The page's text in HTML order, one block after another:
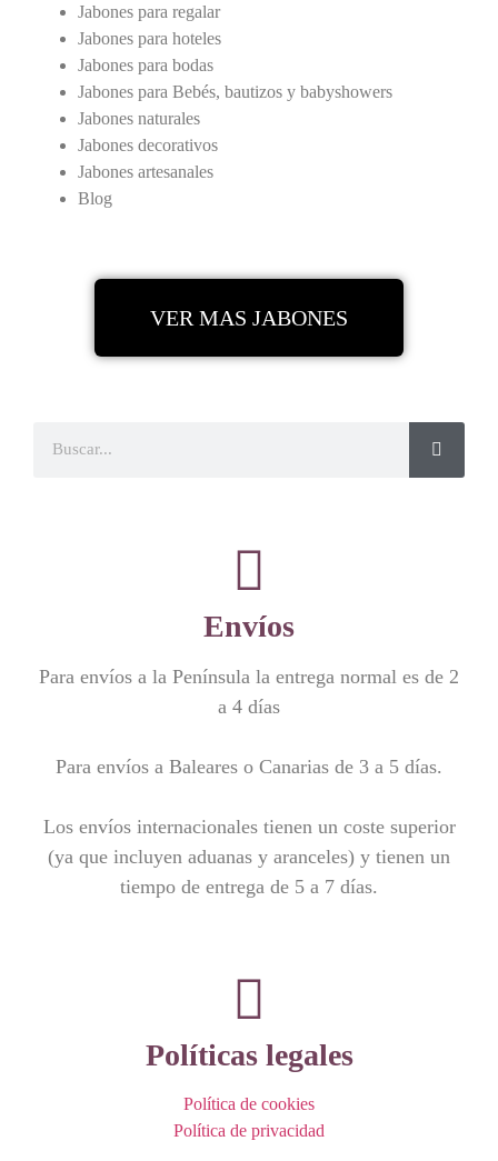
Jabones para regalar
Jabones para hoteles
Jabones para bodas
Jabones para Bebés, bautizos y babyshowers
Jabones naturales
Jabones decorativos
Jabones artesanales
Blog
VER MAS JABONES
Envíos
Para envíos a la Península la entrega normal es de 2
a 4 días
Para envíos a Baleares o Canarias de 3 a 5 días.
Los envíos internacionales tienen un coste superior
(ya que incluyen aduanas y aranceles) y tienen un
tiempo de entrega de 5 a 7 días.
Políticas legales
Política de cookies
Política de privacidad